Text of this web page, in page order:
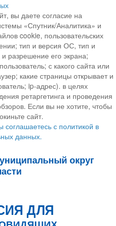
вы даете согласие на
«Спутник/Аналитика» и
cookie, пользовательских
тип и версия ОС, тип и
разрешение его экрана;
с какого сайта или
какие страницы открывает и
ip-адрес). в целях
ретаргетинга и проведения
Если вы не хотите, чтобы
сайт.
соглашаетесь с политикой в
данных.